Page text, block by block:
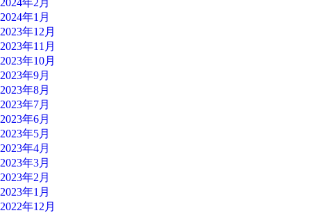
2024年2月
2024年1月
2023年12月
2023年11月
2023年10月
2023年9月
2023年8月
2023年7月
2023年6月
2023年5月
2023年4月
2023年3月
2023年2月
2023年1月
2022年12月